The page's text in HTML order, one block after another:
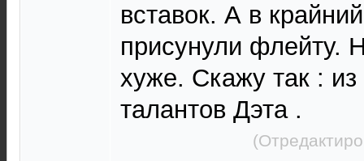
вставок. А в
присунули флейту.
хуже. Скажу так :
талантов Дэта .